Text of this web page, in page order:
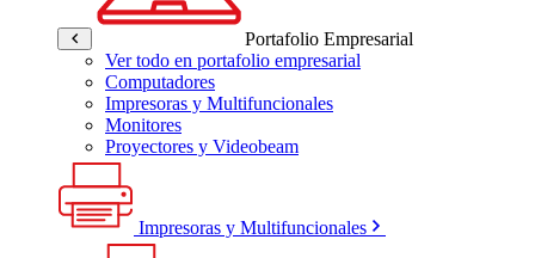
Portafolio Empresarial
Ver todo en portafolio empresarial
Computadores
Impresoras y Multifuncionales
Monitores
Proyectores y Videobeam
Impresoras y Multifuncionales